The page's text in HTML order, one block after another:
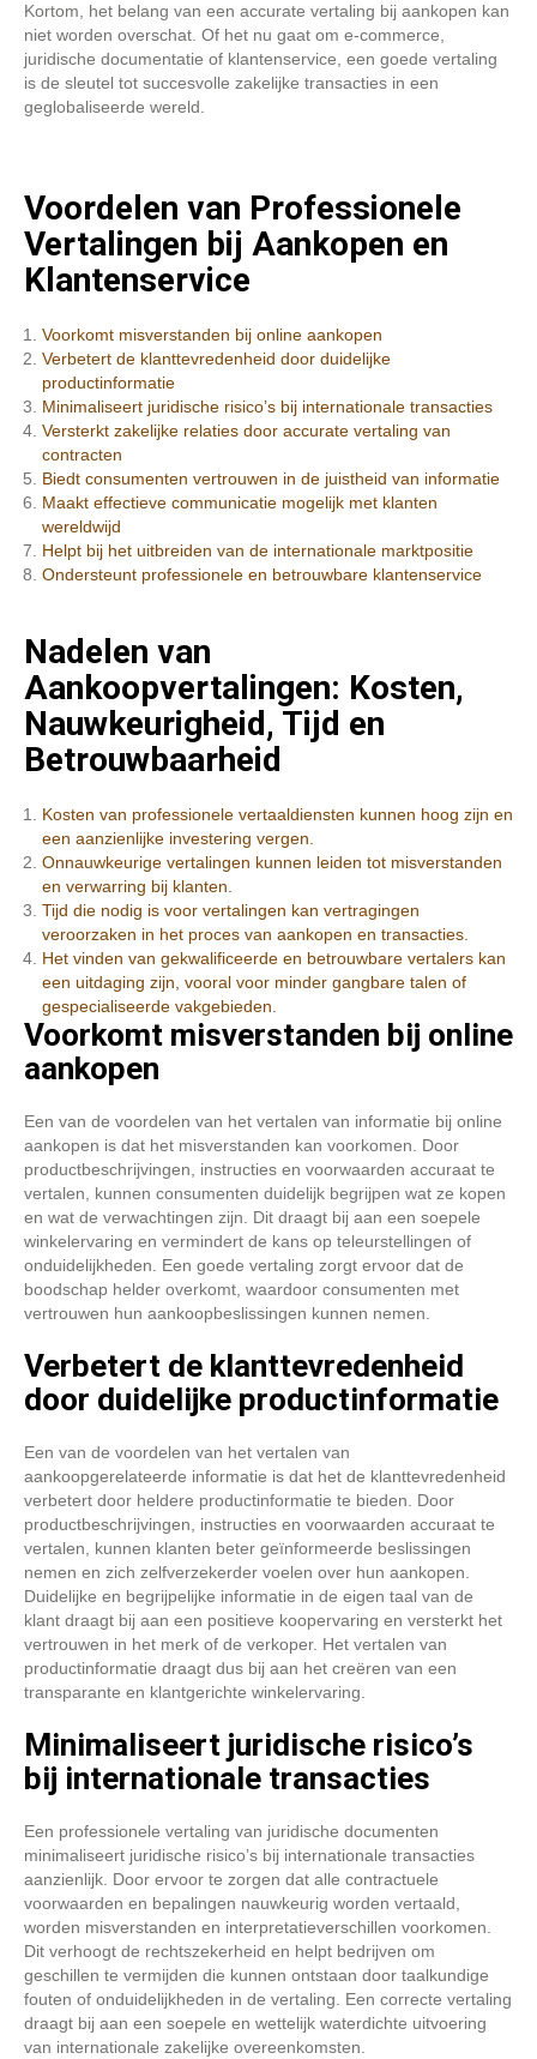
Kortom, het belang van een accurate vertaling bij aankopen kan
niet worden overschat. Of het nu gaat om e-commerce,
juridische documentatie of klantenservice, een goede vertaling
is de sleutel tot succesvolle zakelijke transacties in een
geglobaliseerde wereld.
Voordelen van Professionele
Vertalingen bij Aankopen en
Klantenservice
Voorkomt misverstanden bij online aankopen
Verbetert de klanttevredenheid door duidelijke
productinformatie
Minimaliseert juridische risico’s bij internationale transacties
Versterkt zakelijke relaties door accurate vertaling van
contracten
Biedt consumenten vertrouwen in de juistheid van informatie
Maakt effectieve communicatie mogelijk met klanten
wereldwijd
Helpt bij het uitbreiden van de internationale marktpositie
Ondersteunt professionele en betrouwbare klantenservice
Nadelen van
Aankoopvertalingen: Kosten,
Nauwkeurigheid, Tijd en
Betrouwbaarheid
Kosten van professionele vertaaldiensten kunnen hoog zijn en
een aanzienlijke investering vergen.
Onnauwkeurige vertalingen kunnen leiden tot misverstanden
en verwarring bij klanten.
Tijd die nodig is voor vertalingen kan vertragingen
veroorzaken in het proces van aankopen en transacties.
Het vinden van gekwalificeerde en betrouwbare vertalers kan
een uitdaging zijn, vooral voor minder gangbare talen of
gespecialiseerde vakgebieden.
Voorkomt misverstanden bij online
aankopen
Een van de voordelen van het vertalen van informatie bij online
aankopen is dat het misverstanden kan voorkomen. Door
productbeschrijvingen, instructies en voorwaarden accuraat te
vertalen, kunnen consumenten duidelijk begrijpen wat ze kopen
en wat de verwachtingen zijn. Dit draagt bij aan een soepele
winkelervaring en vermindert de kans op teleurstellingen of
onduidelijkheden. Een goede vertaling zorgt ervoor dat de
boodschap helder overkomt, waardoor consumenten met
vertrouwen hun aankoopbeslissingen kunnen nemen.
Verbetert de klanttevredenheid
door duidelijke productinformatie
Een van de voordelen van het vertalen van
aankoopgerelateerde informatie is dat het de klanttevredenheid
verbetert door heldere productinformatie te bieden. Door
productbeschrijvingen, instructies en voorwaarden accuraat te
vertalen, kunnen klanten beter geïnformeerde beslissingen
nemen en zich zelfverzekerder voelen over hun aankopen.
Duidelijke en begrijpelijke informatie in de eigen taal van de
klant draagt bij aan een positieve koopervaring en versterkt het
vertrouwen in het merk of de verkoper. Het vertalen van
productinformatie draagt dus bij aan het creëren van een
transparante en klantgerichte winkelervaring.
Minimaliseert juridische risico’s
bij internationale transacties
Een professionele vertaling van juridische documenten
minimaliseert juridische risico’s bij internationale transacties
aanzienlijk. Door ervoor te zorgen dat alle contractuele
voorwaarden en bepalingen nauwkeurig worden vertaald,
worden misverstanden en interpretatieverschillen voorkomen.
Dit verhoogt de rechtszekerheid en helpt bedrijven om
geschillen te vermijden die kunnen ontstaan ​​door taalkundige
fouten of onduidelijkheden in de vertaling. Een correcte vertaling
draagt bij aan een soepele en wettelijk waterdichte uitvoering
van internationale zakelijke overeenkomsten.